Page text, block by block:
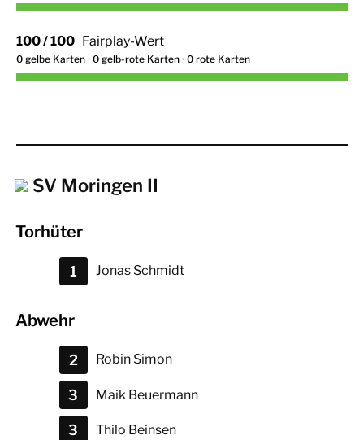
100 / 100 Fairplay-Wert
0 gelbe Karten · 0 gelb-rote Karten · 0 rote Karten
SV Moringen II
Torhüter
Jonas Schmidt
1
Abwehr
Robin Simon
2
Maik Beuermann
3
Thilo Beinsen
3